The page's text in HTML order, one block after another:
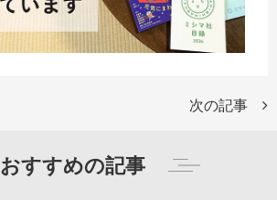
次の記事
おすすめの記事